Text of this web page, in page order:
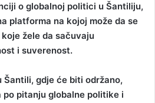
o globalnoj politici u Šantiliju,
platforma na kojoj može da se
žele da sačuvaju
i suverenost.
Šantili, gdje će biti održano,
po pitanju globalne politike i